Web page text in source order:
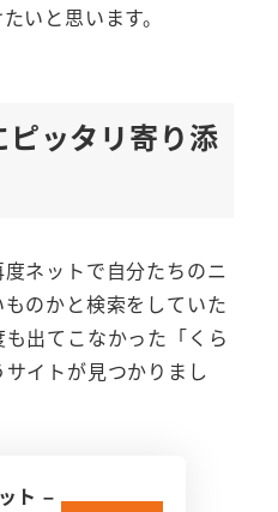
いと思います。
ッタリ寄り添
ネットで自分たちのニ
のかと検索をしていた
出てこなかった「くら
イトが見つかりまし
ト –